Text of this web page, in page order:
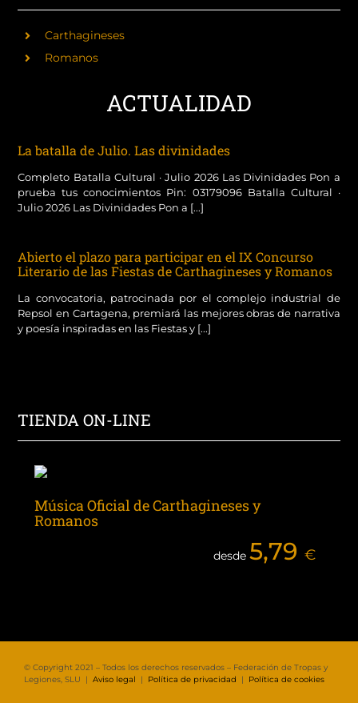
Carthagineses
Romanos
ACTUALIDAD
La batalla de Julio. Las divinidades
Completo Batalla Cultural · Julio 2026 Las Divinidades Pon a
prueba tus conocimientos Pin: 03179096 Batalla Cultural ·
Julio 2026 Las Divinidades Pon a [...]
Abierto el plazo para participar en el IX Concurso
Literario de las Fiestas de Carthagineses y Romanos
La convocatoria, patrocinada por el complejo industrial de
Repsol en Cartagena, premiará las mejores obras de narrativa
y poesía inspiradas en las Fiestas y [...]
TIENDA ON-LINE
Música Oficial de Carthagineses y
Romanos
desde 5,79 €
© Copyright 2021 – Todos los derechos reservados – Federación de Tropas y
Legiones, SLU | Aviso legal | Política de privacidad | Política de cookies